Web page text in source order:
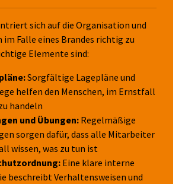
sich auf die Organisation und
im Falle eines Brandes richtig zu
Elemente sind:
Sorgfältige Lagepläne und
helfen den Menschen, im Ernstfall
handeln
und Übungen:Regelmäßige
sorgen dafür, dass alle Mitarbeiter
wissen, was zu tun ist
Eine klare interne
beschreibt Verhaltensweisen und